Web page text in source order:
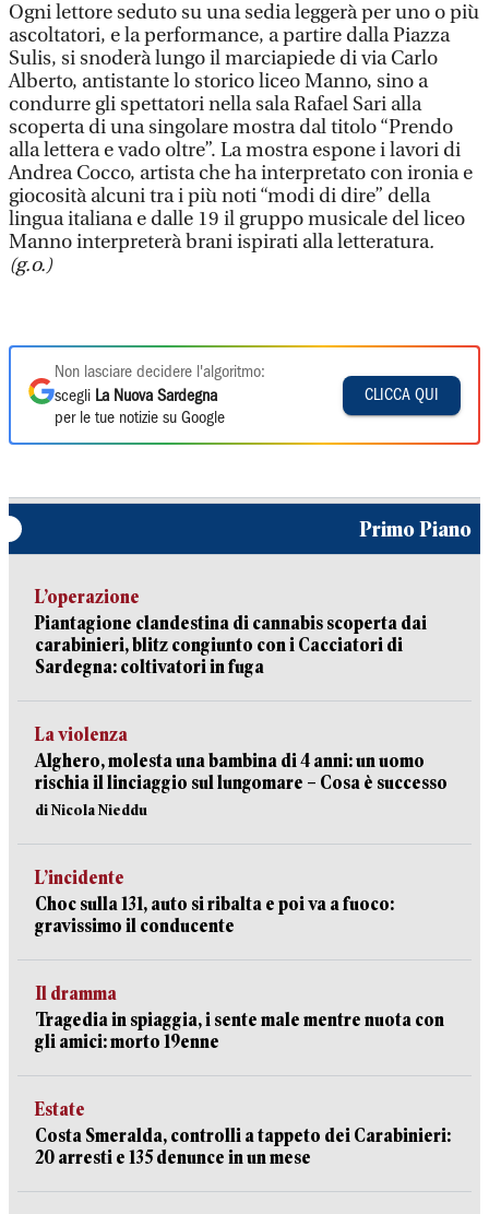
Ogni lettore seduto su una sedia leggerà per uno o più
ascoltatori, e la performance, a partire dalla Piazza
Sulis, si snoderà lungo il marciapiede di via Carlo
Alberto, antistante lo storico liceo Manno, sino a
condurre gli spettatori nella sala Rafael Sari alla
scoperta di una singolare mostra dal titolo “Prendo
alla lettera e vado oltre”. La mostra espone i lavori di
Andrea Cocco, artista che ha interpretato con ironia e
giocosità alcuni tra i più noti “modi di dire” della
lingua italiana e dalle 19 il gruppo musicale del liceo
Manno interpreterà brani ispirati alla letteratura.
(g.o.)
Non lasciare decidere l'algoritmo:
scegli La Nuova Sardegna
per le tue notizie su Google
CLICCA QUI
Primo Piano
L’operazione
Piantagione clandestina di cannabis scoperta dai
carabinieri, blitz congiunto con i Cacciatori di
Sardegna: coltivatori in fuga
La violenza
Alghero, molesta una bambina di 4 anni: un uomo
rischia il linciaggio sul lungomare – Cosa è successo
di Nicola Nieddu
L’incidente
Choc sulla 131, auto si ribalta e poi va a fuoco:
gravissimo il conducente
Il dramma
Tragedia in spiaggia, i sente male mentre nuota con
gli amici: morto 19enne
Estate
Costa Smeralda, controlli a tappeto dei Carabinieri:
20 arresti e 135 denunce in un mese